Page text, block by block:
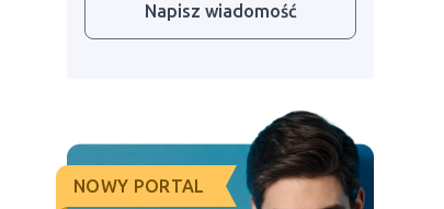
Napisz wiadomość
NOWY PORTAL